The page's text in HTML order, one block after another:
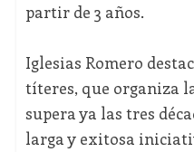
partir de 3 años.
Iglesias Romero
títeres, que organiza
supera ya las tres
larga y exitosa